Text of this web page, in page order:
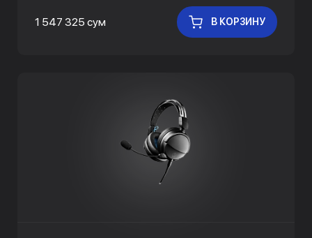
1 547 325 сум В КОРЗИНУ